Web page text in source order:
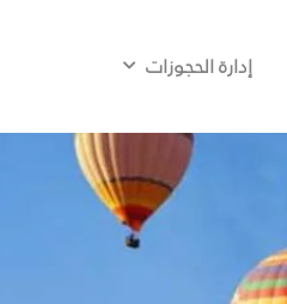
إدارة الحجوزات